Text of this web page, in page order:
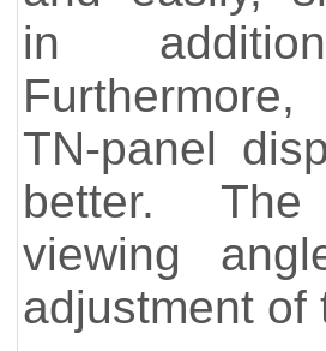
in
TN-panel
better.
viewing
adjustment of